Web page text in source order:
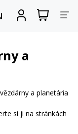
Zobrazit
nákupní
a
a planetária
si ji na stránkách